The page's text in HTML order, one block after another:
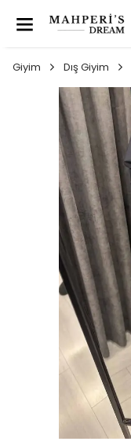
Giyim Dış Giyim